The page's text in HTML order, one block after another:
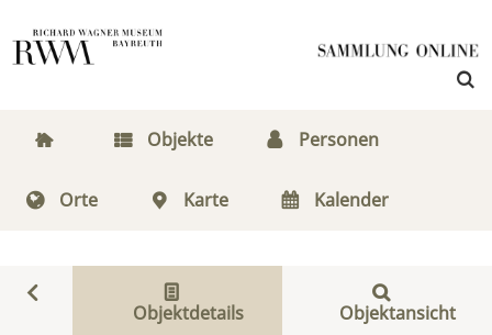
Objekte Personen
Orte Karte Kalender
Objektdetails Objektansicht